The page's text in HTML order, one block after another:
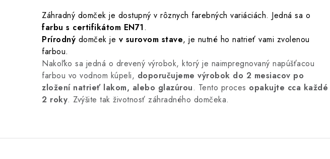
Záhradný domček je dostupný v rôznych farebných variáciách. Jedná sa o
farbu s certifikátom EN71.
Prírodný domček je v surovom stave, je nutné ho natrieť vami zvolenou
farbou.
Nakoľko sa jedná o drevený výrobok, ktorý je naimpregnovaný napúšťacou
farbou vo vodnom kúpeli, doporučujeme výrobok do 2 mesiacov po
zložení natrieť lakom, alebo glazúrou. Tento proces opakujte cca každé
2 roky. Zvýšite tak životnosť záhradného domčeka.